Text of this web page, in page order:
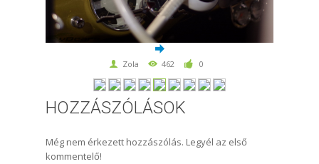
Zola 462 0
HOZZÁSZÓLÁSOK
Még nem érkezett hozzászólás. Legyél az első
kommentelő!